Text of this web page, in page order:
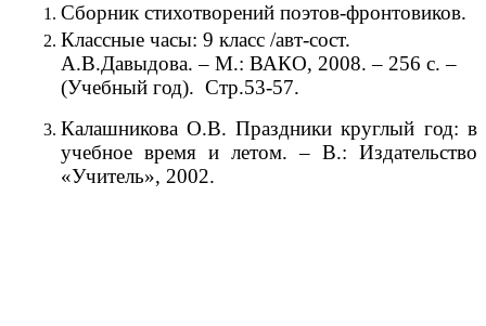
Сборник стихотворений поэтов-фронтовиков.
Классные часы: 9 класс /авт-сост.
А.В.Давыдова. – М.: ВАКО, 2008. – 256 с. –
(Учебный год). Стр.53-57.
Калашникова О.В. Праздники круглый год: в
учебное время и летом. – В.: Издательство
«Учитель», 2002.